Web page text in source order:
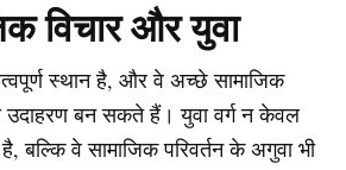
विचार और युवा
स्थान है, और वे अच्छे सामाजिक
उदाहरण बन सकते हैं। युवा वर्ग न केवल
बल्कि वे सामाजिक परिवर्तन के अगुवा भी